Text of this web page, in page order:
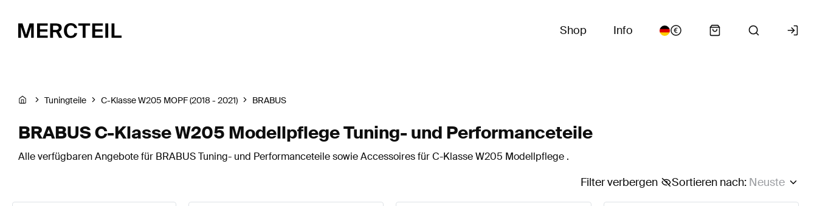
Shop Info
Tuningteile C-Klasse W205 MOPF (2018 - 2021) BRABUS
BRABUS C-Klasse W205 Modellpflege Tuning- und Performanceteile
Alle verfügbaren Angebote für BRABUS Tuning- und Performanceteile sowie Accessoires für C-Klasse W205 Modellpflege .
Sortieren nach: Neuste
Filter verbergen